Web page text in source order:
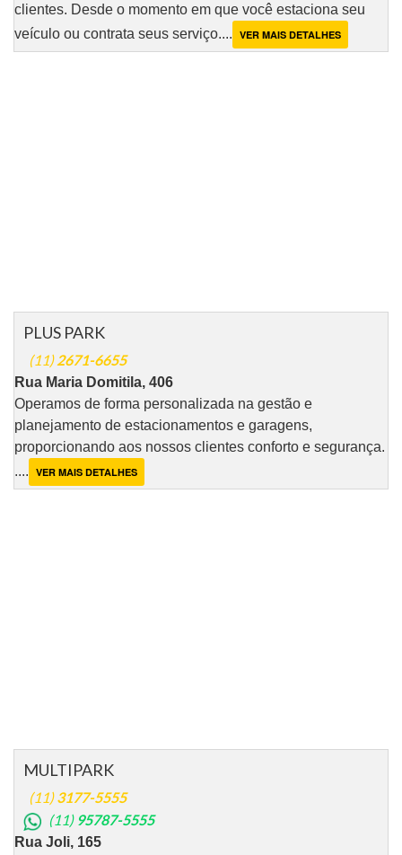
clientes. Desde o momento em que você estaciona seu
veículo ou contrata seus serviço.... VER MAIS DETALHES
PLUS PARK
(11)2671-6655
Rua Maria Domitila, 406
Operamos de forma personalizada na gestão e
planejamento de estacionamentos e garagens,
proporcionando aos nossos clientes conforto e segurança.
.... VER MAIS DETALHES
MULTIPARK
(11)3177-5555
(11) 95787-5555
Rua Joli, 165